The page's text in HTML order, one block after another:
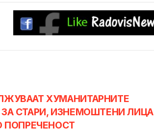
ХУМАНИТАРНИТЕ
СТАРИ, ИЗНЕМОШТЕНИ ЛИЦА
ПОПРЕЧЕНОСТ